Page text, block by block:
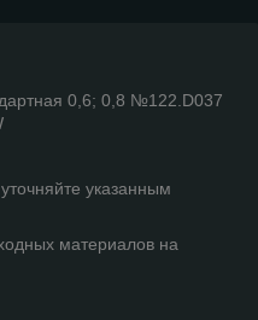
0,6; 0,8 №122.D037
указанным
материалов на